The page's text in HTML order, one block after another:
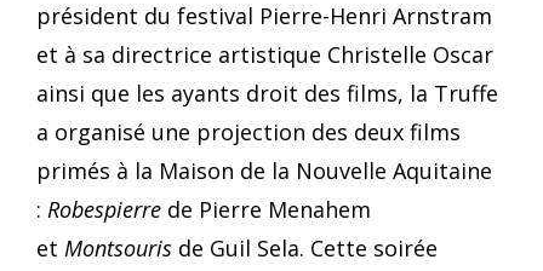
président du festival Pierre-Henri Arnstram
et à sa directrice artistique Christelle Oscar
ainsi que les ayants droit des films, la Truffe
a organisé une projection des deux films
primés à la Maison de la Nouvelle Aquitaine
: Robespierre de Pierre Menahem
et Montsouris de Guil Sela. Cette soirée